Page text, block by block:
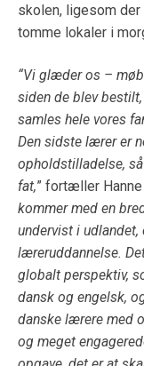
skolen, ligesom
tomme lokaler i
“Vi glæder os –
siden de blev
samles hele vores
Den sidste lærer er
opholdstilladelse,
fat,” fortæller
kommer med en
undervist i
læreruddannelse.
globalt perspektiv,
dansk og engelsk,
danske lærere med
og meget